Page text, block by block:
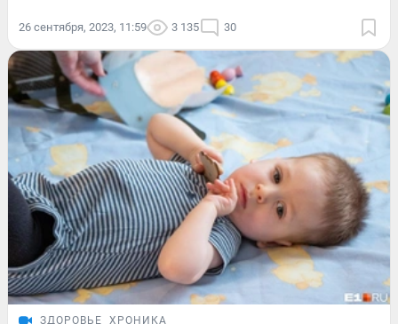
26 сентября, 2023, 11:59 3 135 30
ЗДОРОВЬЕ ХРОНИКА